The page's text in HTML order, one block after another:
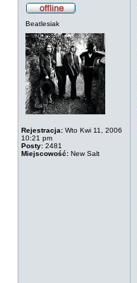
Beatlesiak
Rejestracja: Wto Kwi 11, 2006
10:21 pm
Posty: 2481
Miejscowość: New Salt